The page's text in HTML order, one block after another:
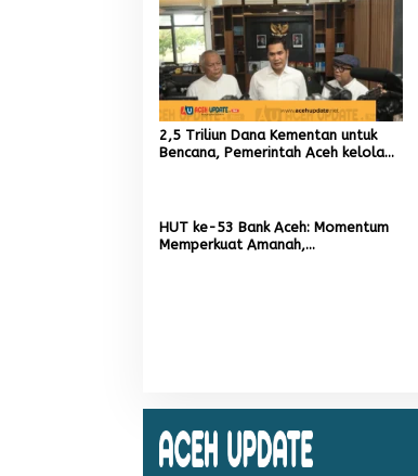
2,5 Triliun Dana Kementan untuk
Bencana, Pemerintah Aceh kelola
HUT ke-53 Bank Aceh: Momentum
Memperkuat Amanah,